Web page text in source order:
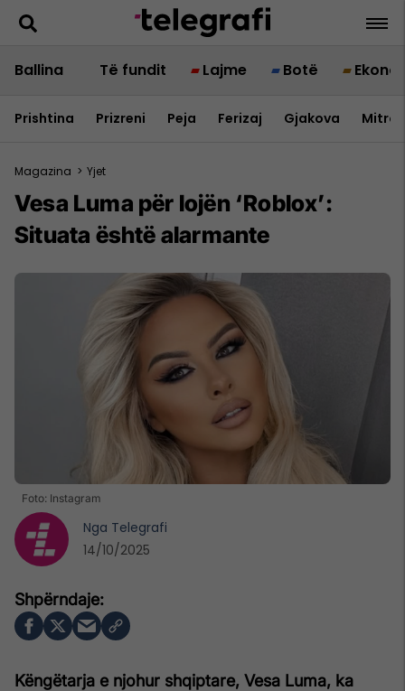
Ballina Të fundit Lajme Botë
Prishtina Prizreni Peja Ferizaj Gjakova
Magazina > Yjet
Vesa Luma për lojën ‘Roblox’:
Situata është alarmante
Foto: Instagram
Këngëtarja e njohur shqiptare, Vesa Luma, ka
Nga Telegrafi
14/10/2025